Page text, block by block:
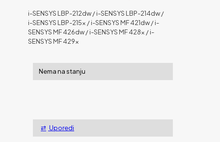
i-SENSYS LBP-212dw / i-SENSYS LBP-214dw /
i-SENSYS LBP-215x / i-SENSYS MF 421dw / i-
SENSYS MF 426dw / i-SENSYS MF 428x / i-
SENSYS MF 429x
Nema na stanju
Uporedi